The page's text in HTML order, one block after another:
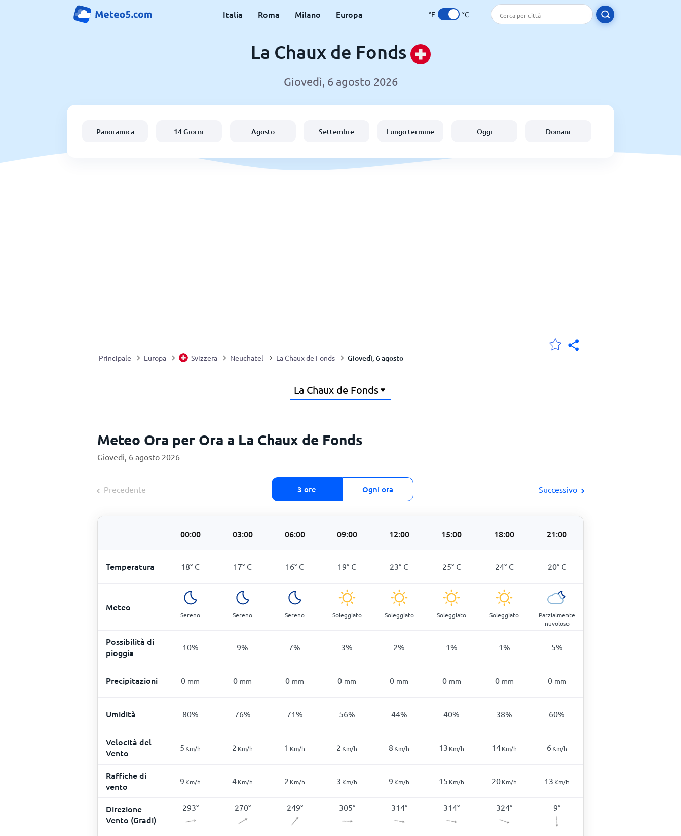
Italia Roma Milano Europa °F °C
La Chaux de Fonds
Giovedì, 6 agosto 2026
Panoramica 14 Giorni Agosto Settembre Lungo termine Oggi Domani
Principale Europa Svizzera Neuchatel La Chaux de Fonds Giovedì, 6 agosto
Meteo Ora per Ora a La Chaux de Fonds
Giovedì, 6 agosto 2026
Precedente 3 ore Ogni ora Successivo
00:00 03:00 06:00 09:00 12:00 15:00 18:00 21:00
Temperatura 18° C 17° C 16° C 19° C 23° C 25° C 24° C 20° C
Meteo
Sereno Sereno Sereno Soleggiato Soleggiato Soleggiato Soleggiato
Parzialmente
nuvoloso
Possibilità di
pioggia
10% 9% 7% 3% 2% 1% 1% 5%
Precipitazioni 0 mm 0 mm 0 mm 0 mm 0 mm 0 mm 0 mm 0 mm
Umidità 80% 76% 71% 56% 44% 40% 38% 60%
Velocità del
Vento
5 Km/h 2 Km/h 1 Km/h 2 Km/h 8 Km/h 13 Km/h 14Km/h 6 Km/h
Raffiche di
vento
9 Km/h 4Km/h 2 Km/h 3 Km/h 9 Km/h 15 Km/h 20Km/h 13 Km/h
Direzione
Vento (Gradi)
293° 270° 249° 305° 314° 314° 324° 9°